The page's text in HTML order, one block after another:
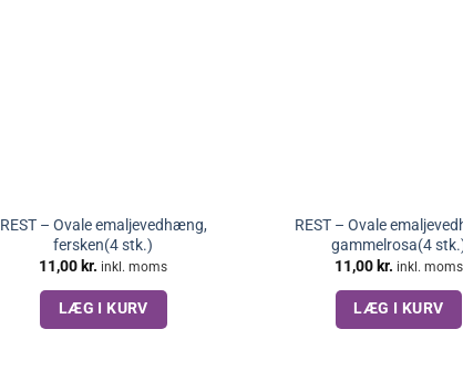
REST – Ovale emaljevedhæng,
fersken(4 stk.)
11,00 kr. inkl. moms
LÆG I KURV
REST – Ovale
gammelrosa(4
11,00 kr. inkl. moms
LÆG I KURV